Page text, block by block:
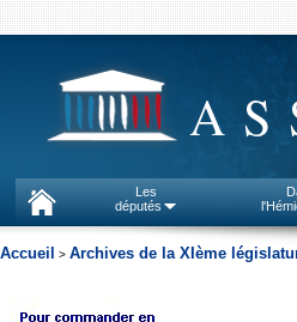
Les
députés
Accueil > Archives de la XIème